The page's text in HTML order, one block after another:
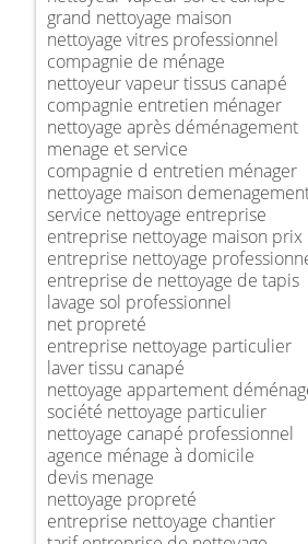
grand nettoyage maison
nettoyage vitres professionnel
compagnie de ménage
nettoyeur vapeur tissus canapé
compagnie entretien ménager
nettoyage après déménagement
menage et service
compagnie d entretien ménager
nettoyage maison
service nettoyage entreprise
entreprise nettoyage maison prix
entreprise nettoyage
entreprise de nettoyage de tapis
lavage sol professionnel
net propreté
entreprise nettoyage particulier
laver tissu canapé
nettoyage appartement
société nettoyage particulier
nettoyage canapé professionnel
agence ménage à domicile
devis menage
nettoyage propreté
entreprise nettoyage chantier